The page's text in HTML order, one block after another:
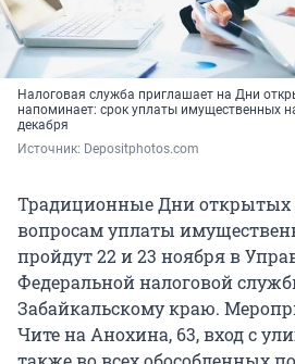
Налоговая служба приглашает на Дни
напоминает: срок уплаты имущественных
декабря
Источник: Depositphotos.com
Традиционные Дни открытых
вопросам уплаты
пройдут 22 и 23 ноября в
Федеральной налоговой
Забайкальскому краю.
Чите на Анохина, 63, вход с